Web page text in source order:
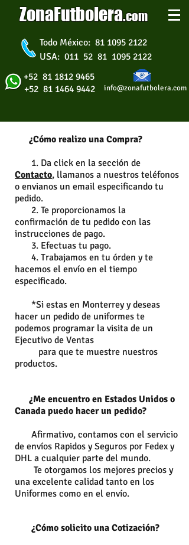
ZonaFutbolera.com
Todo México: 81 1095 2122
USA: 011 52 81 1095 2122
+52 81 1812 9465
+52 81 1464 9442
info@zonafutbolera.com
¿Cómo realizo una Compra?
1. Da click en la sección de
Contacto, llamanos a nuestros teléfonos
o envianos un email especificando tu
pedido.
2. Te proporcionamos la
confirmación de tu pedido con las
instrucciones de pago.
3. Efectuas tu pago.
4. Trabajamos en tu órden y te
hacemos el envío en el tiempo
especificado.
*Si estas en Monterrey y deseas
hacer un pedido de uniformes te
podemos programar la visita de un
Ejecutivo de Ventas
para que te muestre nuestros
productos.
¿Me encuentro en Estados Unidos o
Canada puedo hacer un pedido?
Afirmativo, contamos con el servicio
de envíos Rapidos y Seguros por Fedex y
DHL a cualquier parte del mundo.
Te otorgamos los mejores precios y
una excelente calidad tanto en los
Uniformes como en el envío.
¿Cómo solicito una Cotización?